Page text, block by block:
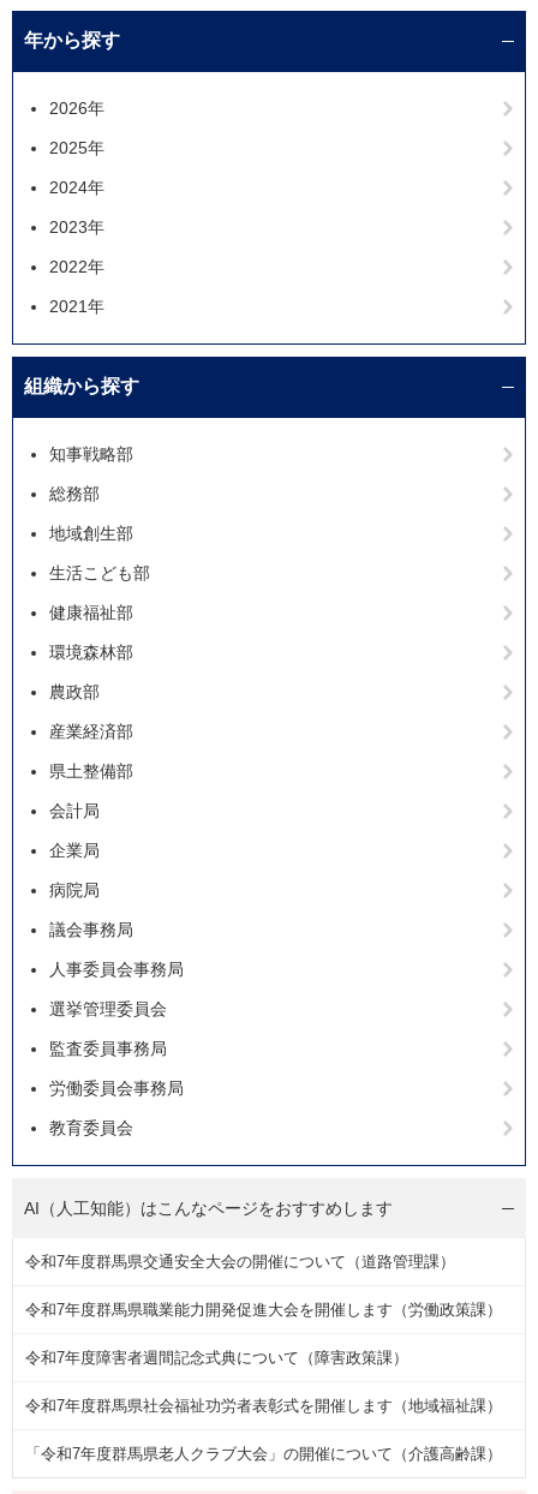
年から探す
2026年
2025年
2024年
2023年
2022年
2021年
組織から探す
知事戦略部
総務部
地域創生部
生活こども部
健康福祉部
環境森林部
農政部
産業経済部
県土整備部
会計局
企業局
病院局
議会事務局
人事委員会事務局
選挙管理委員会
監査委員事務局
労働委員会事務局
教育委員会
AI（人工知能）はこんなページをおすすめします
令和7年度群馬県交通安全大会の開催について（道路管理課）
令和7年度群馬県職業能力開発促進大会を開催します（労働政策課）
令和7年度障害者週間記念式典について（障害政策課）
令和7年度群馬県社会福祉功労者表彰式を開催します（地域福祉課）
「令和7年度群馬県老人クラブ大会」の開催について（介護高齢課）